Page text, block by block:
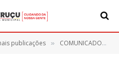
publicações » COMUNICADO – CONCORRÊNCIA ELETRÔNICA Nº 05/2023